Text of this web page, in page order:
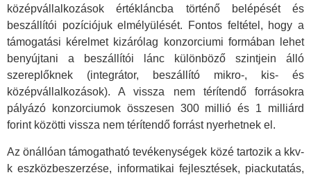
középvállalkozások értékláncba történő belépését és
beszállítói pozíciójuk elmélyülését. Fontos feltétel, hogy a
támogatási kérelmet kizárólag konzorciumi formában lehet
benyújtani a beszállítói lánc különböző szintjein álló
szereplőknek (integrátor, beszállító mikro-, kis- és
középvállalkozások). A vissza nem térítendő forrásokra
pályázó konzorciumok összesen 300 millió és 1 milliárd
forint közötti vissza nem térítendő forrást nyerhetnek el.
Az önállóan támogatható tevékenységek közé tartozik a kkv-
k eszközbeszerzése, informatikai fejlesztések, piackutatás,